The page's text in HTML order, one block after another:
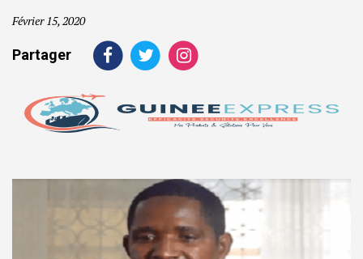
Février 15, 2020
Partager